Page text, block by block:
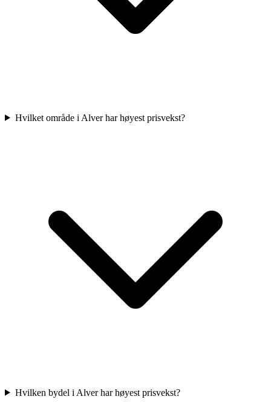
Hvilket område i Alver har høyest prisvekst?
Hvilken bydel i Alver har høyest prisvekst?